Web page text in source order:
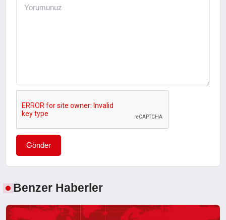
Gönder
Benzer Haberler